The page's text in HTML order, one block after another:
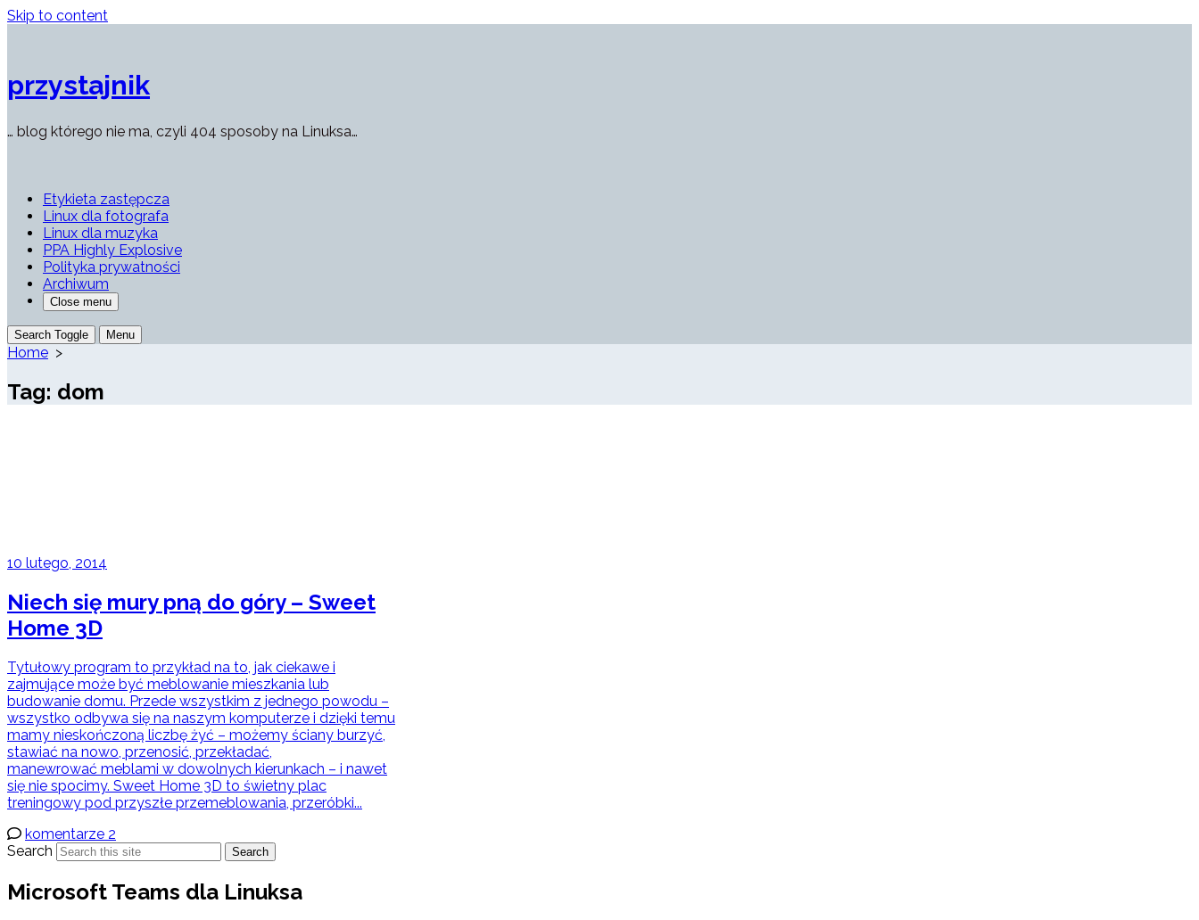
Skip to content
przystajnik
… blog którego nie ma, czyli 404 sposoby na Linuksa…
Etykieta zastępcza
Linux dla fotografa
Linux dla muzyka
PPA Highly Explosive
Polityka prywatności
Archiwum
Close menu
Search Toggle Menu
Home >
Tag: dom
10 lutego, 2014
Niech się mury pną do góry – Sweet
Home 3D
Tytułowy program to przykład na to, jak ciekawe i
zajmujące może być meblowanie mieszkania lub
budowanie domu. Przede wszystkim z jednego powodu –
wszystko odbywa się na naszym komputerze i dzięki temu
mamy nieskończoną liczbę żyć – możemy ściany burzyć,
stawiać na nowo, przenosić, przekładać,
manewrować meblami w dowolnych kierunkach – i nawet
się nie spocimy. Sweet Home 3D to świetny plac
treningowy pod przyszłe przemeblowania, przeróbki...
komentarze 2
Search
Search
Microsoft Teams dla Linuksa